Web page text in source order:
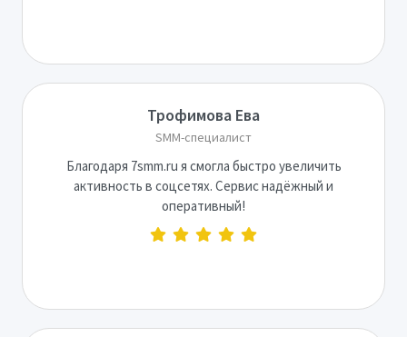
Трофимова Ева
SMM-специалист
Благодаря 7smm.ru я смогла быстро увеличить
активность в соцсетях. Сервис надёжный и
оперативный!